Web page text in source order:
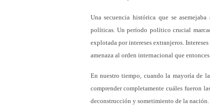
Una secuencia histórica que se
políticas. Un período político crucial
explotada por intereses extranjeros.
amenaza al orden internacional que
En nuestro tiempo, cuando la mayoría de
comprender completamente cuáles fueron
deconstrucción y sometimiento de la nación.